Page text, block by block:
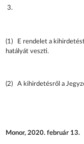
(1) E rendelet a
hatályát veszti.
(2) A kihirdetésről a
Monor, 2020. február 13.